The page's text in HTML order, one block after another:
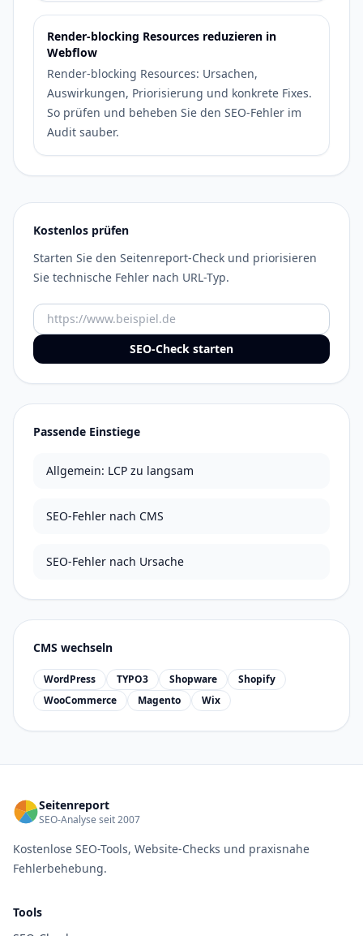
Render-blocking Resources reduzieren in
Webflow
Render-blocking Resources: Ursachen,
Auswirkungen, Priorisierung und konkrete Fixes.
So prüfen und beheben Sie den SEO-Fehler im
Audit sauber.
Kostenlos prüfen
Starten Sie den Seitenreport-Check und priorisieren
Sie technische Fehler nach URL-Typ.
URL
SEO-Check starten
Passende Einstiege
Allgemein: LCP zu langsam
SEO-Fehler nach CMS
SEO-Fehler nach Ursache
CMS wechseln
WordPress TYPO3 Shopware
Shopify
WooCommerce
Magento Wix
Seitenreport
SEO-Analyse seit 2007
Kostenlose SEO-Tools, Website-Checks und praxisnahe
Fehlerbehebung.
Tools